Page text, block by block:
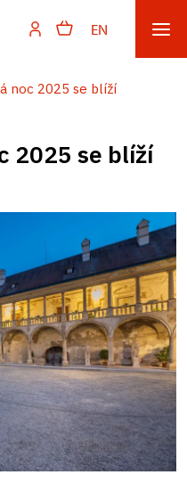
EN
noc 2025 se blíží
2025 se blíží